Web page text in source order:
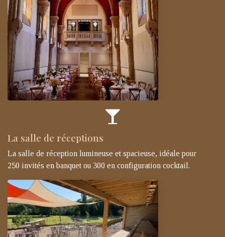
La salle de réceptions
La salle de réception lumineuse et spacieuse, idéale pour
250 invités en banquet ou 300 en configuration cocktail.